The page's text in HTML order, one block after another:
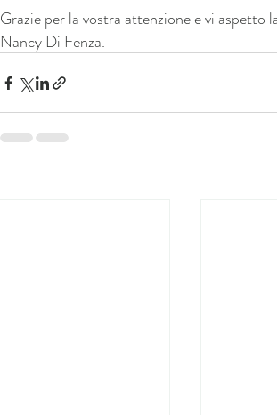
Grazie per la vostra attenzione e vi
Nancy Di Fenza.